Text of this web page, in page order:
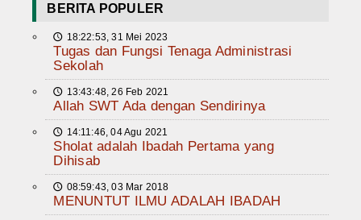
BERITA POPULER
🕔 18:22:53, 31 Mei 2023
Tugas dan Fungsi Tenaga Administrasi
Sekolah
🕔 13:43:48, 26 Feb 2021
Allah SWT Ada dengan Sendirinya
🕔 14:11:46, 04 Agu 2021
Sholat adalah Ibadah Pertama yang
Dihisab
🕔 08:59:43, 03 Mar 2018
MENUNTUT ILMU ADALAH IBADAH